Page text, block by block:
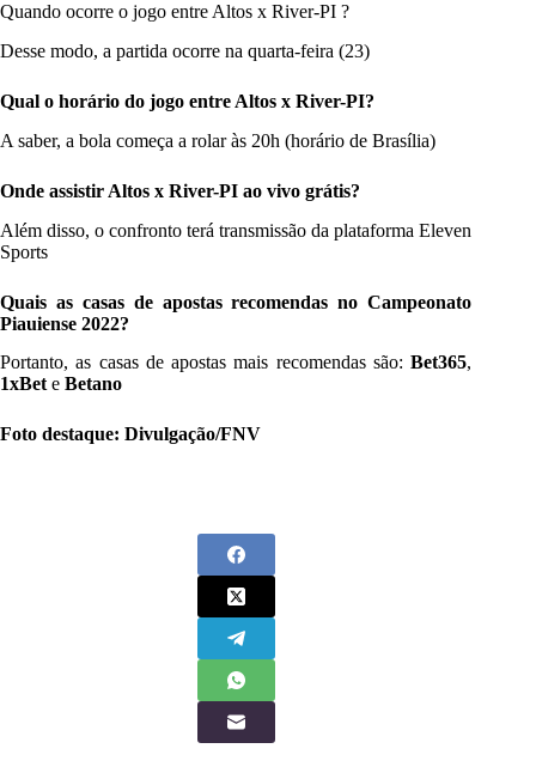
Quando ocorre o jogo entre Altos x River-PI ?
Desse modo, a partida ocorre na quarta-feira (23)
Qual o horário do jogo entre Altos x River-PI?
A saber, a bola começa a rolar às 20h (horário de Brasília)
Onde assistir Altos x River-PI ao vivo grátis?
Além disso, o confronto terá transmissão da plataforma Eleven
Sports
Quais as casas de apostas recomendas no Campeonato
Piauiense 2022?
Portanto, as casas de apostas mais recomendas são: Bet365,
1xBet e Betano
Foto destaque: Divulgação/FNV